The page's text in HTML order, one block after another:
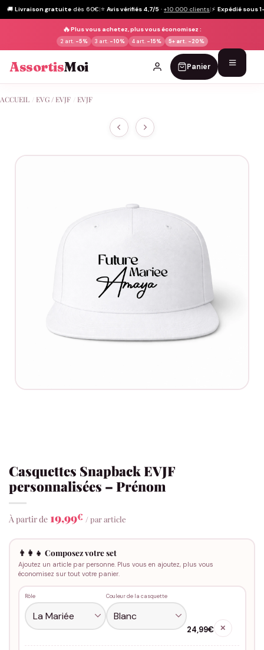
🚚 Livraison gratuite dès 60€|⭐ Avis vérifiés 4,7/5 · +10 000 clients|⚡ Expédié sous
🔥Plus vous achetez, plus vous économisez :
2 art. -5% 3 art. -10% 4 art. -15% 5+ art. -20%
AssortisMoi Panier
au
ACCUEIL EVG / EVJF EVJF
Casquettes Snapback EVJF
personnalisées – Prénom
À partir de 19,99€ / par article
👨‍👩‍👧 Composez votre set
Ajoutez un article par personne. Plus vous en ajoutez, plus vous
économisez sur tout votre panier.
Rôle Couleur de la casquette
24,99€ ✕